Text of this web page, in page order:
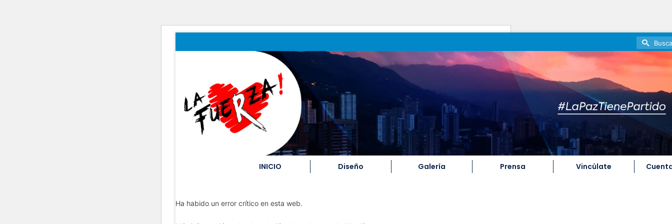
Search
for:
INICIO Diseño Galería Prensa Vincúlate
Ha habido un error crítico en esta web.